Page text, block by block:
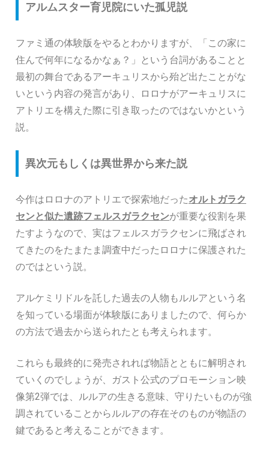
アルムスター育児院にいた孤児説
ファミ通の体験版をやるとわかりますが、「この家に
住んで何年になるかなぁ？」という台詞があることと
最初の舞台であるアーキュリスから殆ど出たことがな
いという内容の発言があり、ロロナがアーキュリスに
アトリエを構えた際に引き取ったのではないかという
説。
異次元もしくは異世界から来た説
今作はロロナのアトリエで探索地だったオルトガラク
センと似た遺跡フェルスガラクセンが重要な役割を果
たすようなので、実はフェルスガラクセンに飛ばされ
てきたのをたまたま調査中だったロロナに保護された
のではという説。
アルケミリドルを託した過去の人物もルルアという名
を知っている場面が体験版にありましたので、何らか
の方法で過去から送られたとも考えられます。
これらも最終的に発売されれば物語とともに解明され
ていくのでしょうが、ガスト公式のプロモーション映
像第2弾では、ルルアの生きる意味、守りたいものが強
調されていることからルルアの存在そのものが物語の
鍵であると考えることができます。